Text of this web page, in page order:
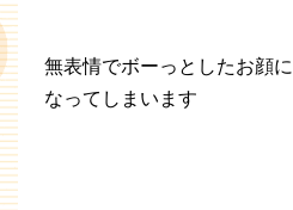
無表情でボーっとしたお顔に
なってしまいます